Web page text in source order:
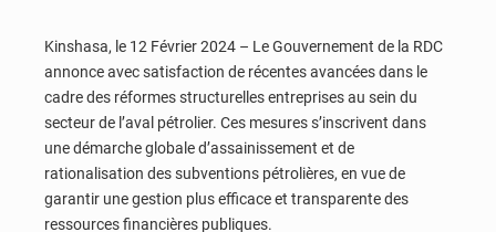
Kinshasa, le 12 Février 2024 – Le Gouvernement de la RDC
annonce avec satisfaction de récentes avancées dans le
cadre des réformes structurelles entreprises au sein du
secteur de l’aval pétrolier. Ces mesures s’inscrivent dans
une démarche globale d’assainissement et de
rationalisation des subventions pétrolières, en vue de
garantir une gestion plus efficace et transparente des
ressources financières publiques.